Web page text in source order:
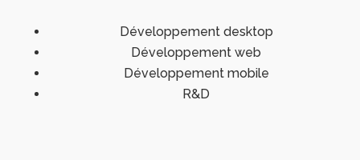
Développement desktop
Développement web
Développement mobile
R&D